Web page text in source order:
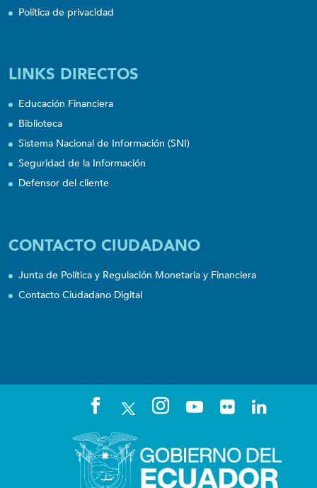
Política de privacidad
LINKS DIRECTOS
Educación Financiera
Biblioteca
Sistema Nacional de Información (SNI)
Seguridad de la Información
Defensor del cliente
CONTACTO CIUDADANO
Junta de Política y Regulación Monetaria y Financiera
Contacto Ciudadano Digital